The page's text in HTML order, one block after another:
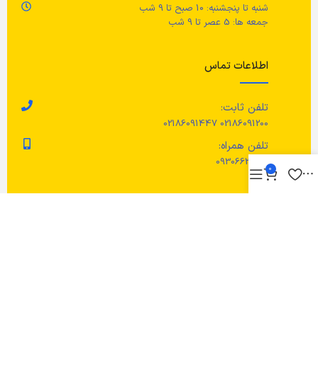
شنبه تا پنجشنبه: 10 صبح تا 9 شب
جمعه ها: 5 عصر تا 9 شب
اطلاعات تماس
تلفن ثابت:
02186091200 02186091447
تلفن همراه:
093066222760